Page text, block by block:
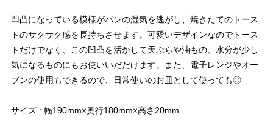
凹凸になっている模様がパンの湿気を逃がし、焼きたてのトース
トのサクサク感を長持ちさせます。可愛いデザインなのでトース
トだけでなく、この凹凸を活かして天ぷらや油もの、水分が少し
気になるものにもお使いいだだけます。また、電子レンジやオー
ブンの使用もできるので、日常使いのお皿として使っても◎
サイズ : 幅190mm×奥行180mm×高さ20mm